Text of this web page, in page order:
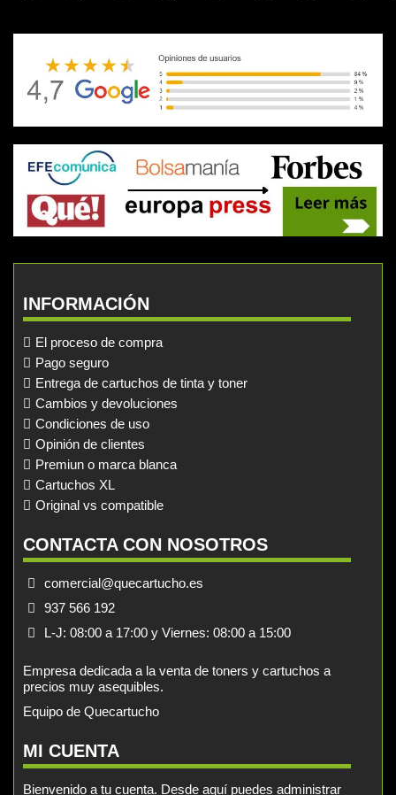
INFORMACIÓN
El proceso de compra
Pago seguro
Entrega de cartuchos de tinta y toner
Cambios y devoluciones
Condiciones de uso
Opinión de clientes
Premiun o marca blanca
Cartuchos XL
Original vs compatible
CONTACTA CON NOSOTROS
comercial@quecartucho.es
937 566 192
L-J: 08:00 a 17:00 y Viernes: 08:00 a 15:00
Empresa dedicada a la venta de toners y cartuchos a
precios muy asequibles.
Equipo de Quecartucho
MI CUENTA
Bienvenido a tu cuenta. Desde aquí puedes administrar